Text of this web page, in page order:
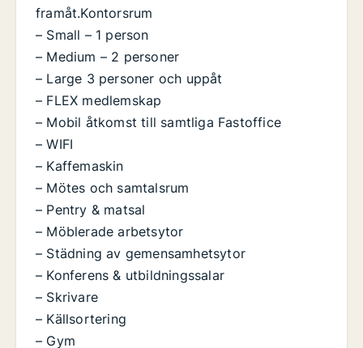
framåt.Kontorsrum
– Small – 1 person
– Medium – 2 personer
– Large 3 personer och uppåt
– FLEX medlemskap
– Mobil åtkomst till samtliga Fastoffice
– WIFI
– Kaffemaskin
– Mötes och samtalsrum
– Pentry & matsal
– Möblerade arbetsytor
– Städning av gemensamhetsytor
– Konferens & utbildningssalar
– Skrivare
– Källsortering
– Gym